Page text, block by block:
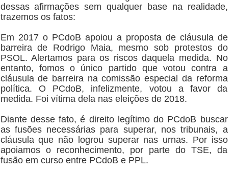
dessas afirmações sem qualquer base na realidade,
trazemos os fatos:
Em 2017 o PCdoB apoiou a proposta de cláusula de
barreira de Rodrigo Maia, mesmo sob protestos do
PSOL. Alertamos para os riscos daquela medida. No
entanto, fomos o único partido que votou contra a
cláusula de barreira na comissão especial da reforma
política. O PCdoB, infelizmente, votou a favor da
medida. Foi vítima dela nas eleições de 2018.
Diante desse fato, é direito legítimo do PCdoB buscar
as fusões necessárias para superar, nos tribunais, a
cláusula que não logrou superar nas urnas. Por isso
apoiamos o reconhecimento, por parte do TSE, da
fusão em curso entre PCdoB e PPL.